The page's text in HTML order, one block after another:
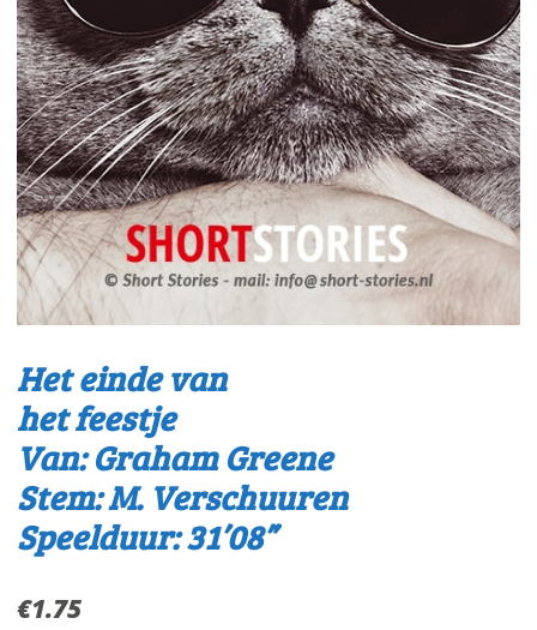
Het einde van
het feestje
Van: Graham Greene
Stem: M. Verschuuren
Speelduur: 31’08”
€1.75